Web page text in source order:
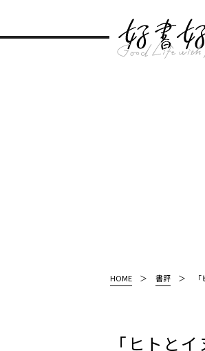
HOME 書評
「ヒトと